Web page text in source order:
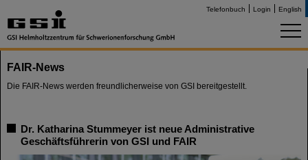
Telefonbuch Login English
FAIR-News
Die FAIR-News werden freundlicherweise von GSI bereitgestellt.
Dr. Katharina Stummeyer ist neue Administrative
Geschäftsführerin von GSI und FAIR